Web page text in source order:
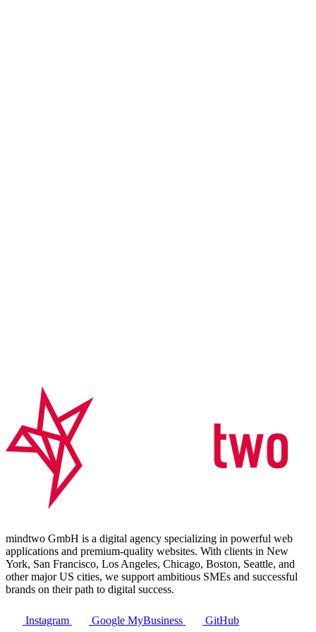
mindtwo GmbH is a digital agency specializing in powerful web
applications and premium-quality websites. With clients in New
York, San Francisco, Los Angeles, Chicago, Boston, Seattle, and
other major US cities, we support ambitious SMEs and successful
brands on their path to digital success.
Instagram Google MyBusiness GitHub